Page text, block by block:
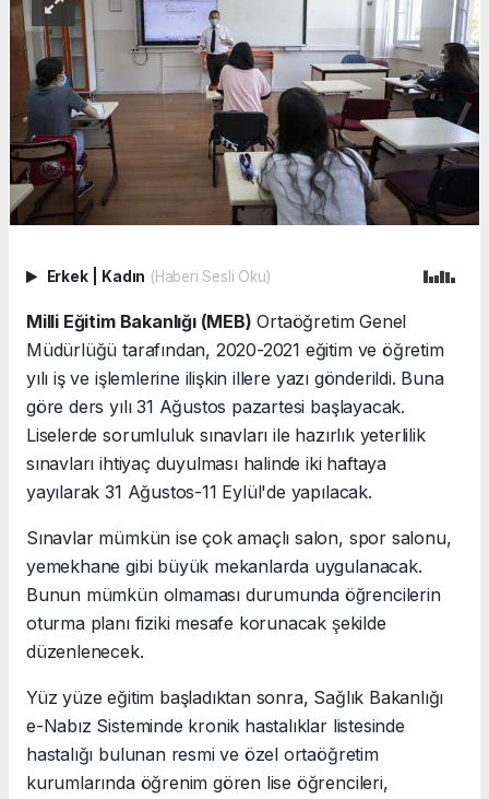
Erkek Kadın (Haberi Sesli Oku)
Milli Eğitim Bakanlığı (MEB) Ortaöğretim Genel
Müdürlüğü tarafından, 2020-2021 eğitim ve öğretim
yılı iş ve işlemlerine ilişkin illere yazı gönderildi. Buna
göre ders yılı 31 Ağustos pazartesi başlayacak.
Liselerde sorumluluk sınavları ile hazırlık yeterlilik
sınavları ihtiyaç duyulması halinde iki haftaya
yayılarak 31 Ağustos-11 Eylül'de yapılacak.
Sınavlar mümkün ise çok amaçlı salon, spor salonu,
yemekhane gibi büyük mekanlarda uygulanacak.
Bunun mümkün olmaması durumunda öğrencilerin
oturma planı fiziki mesafe korunacak şekilde
düzenlenecek.
Yüz yüze eğitim başladıktan sonra, Sağlık Bakanlığı
e-Nabız Sisteminde kronik hastalıklar listesinde
hastalığı bulunan resmi ve özel ortaöğretim
kurumlarında öğrenim gören lise öğrencileri,